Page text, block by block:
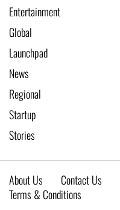
Entertainment
Global
Launchpad
News
Regional
Startup
Stories
About Us Contact Us
Terms & Conditions